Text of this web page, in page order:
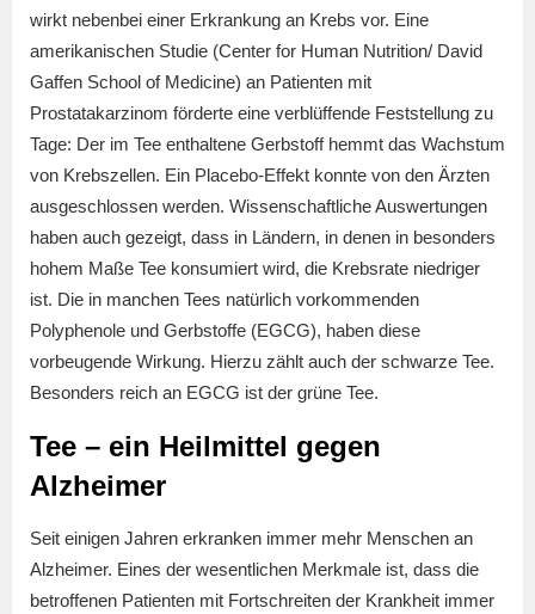
wirkt nebenbei einer Erkrankung an Krebs vor. Eine
amerikanischen Studie (Center for Human Nutrition/ David
Gaffen School of Medicine) an Patienten mit
Prostatakarzinom förderte eine verblüffende Feststellung zu
Tage: Der im Tee enthaltene Gerbstoff hemmt das Wachstum
von Krebszellen. Ein Placebo-Effekt konnte von den Ärzten
ausgeschlossen werden. Wissenschaftliche Auswertungen
haben auch gezeigt, dass in Ländern, in denen in besonders
hohem Maße Tee konsumiert wird, die Krebsrate niedriger
ist. Die in manchen Tees natürlich vorkommenden
Polyphenole und Gerbstoffe (EGCG), haben diese
vorbeugende Wirkung. Hierzu zählt auch der schwarze Tee.
Besonders reich an EGCG ist der grüne Tee.
Tee – ein Heilmittel gegen
Alzheimer
Seit einigen Jahren erkranken immer mehr Menschen an
Alzheimer. Eines der wesentlichen Merkmale ist, dass die
betroffenen Patienten mit Fortschreiten der Krankheit immer